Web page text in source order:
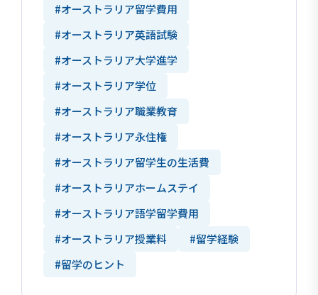
#オーストラリア留学費用
#オーストラリア英語試験
#オーストラリア大学進学
#オーストラリア学位
#オーストラリア職業教育
#オーストラリア永住権
#オーストラリア留学生の生活費
#オーストラリアホームステイ
#オーストラリア語学留学費用
#オーストラリア授業料
#留学経験
#留学のヒント